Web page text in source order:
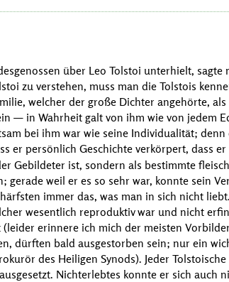
über Leo Tolstoi unterhielt, sagte
zu verstehen, muss man die Tolstois
welcher der große Dichter angehörte, als
— in Wahrheit galt von ihm wie von jedem
bei ihm war wie seine Individualität;
er persönlich Geschichte verkörpert, dass
Gebildeter ist, sondern als bestimmte
weil er es so sehr war, konnte sein
immer das, was man in sich nicht
wesentlich reproduktiv war und nicht
erinnere ich mich der meisten
dürften bald ausgestorben sein; nur ein
des Heiligen Synods). Jeder
Nichterlebtes konnte er sich auch